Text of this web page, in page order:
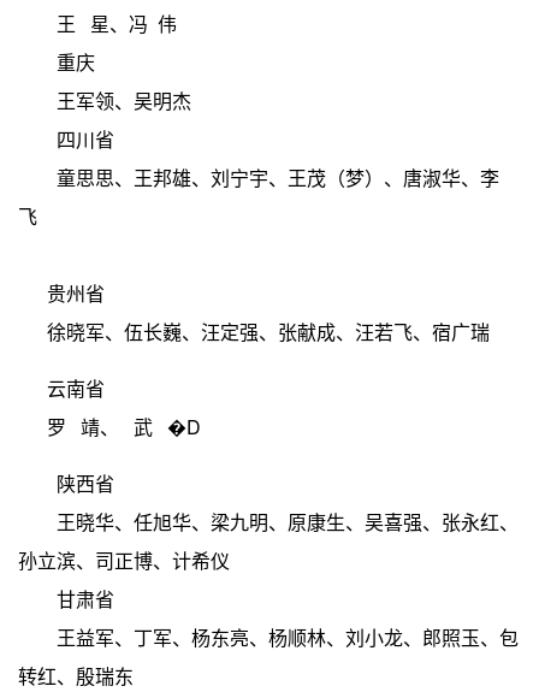
王 星、冯 伟
重庆
王军领、吴明杰
四川省
童思思、王邦雄、刘宁宇、王茂（梦）、唐淑华、李
飞
贵州省
徐晓军、伍长巍、汪定强、张献成、汪若飞、宿广瑞
云南省
罗 靖、 武 �D
陕西省
王晓华、任旭华、梁九明、原康生、吴喜强、张永红、
孙立滨、司正博、计希仪
甘肃省
王益军、丁军、杨东亮、杨顺林、刘小龙、郎照玉、包
转红、殷瑞东